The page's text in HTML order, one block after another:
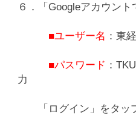
６．「Googleアカウント
■ユーザー名 ：東
（
■パスワード ：
力
「ログイン」をタップ